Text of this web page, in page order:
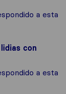
a esta
con
a esta